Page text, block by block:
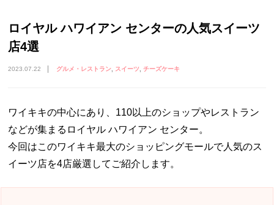
ロイヤル ハワイアン センターの人気スイーツ
店4選
2023.07.22 グルメ・レストラン スイーツ チーズケーキ
ワイキキの中心にあり、110以上のショップやレストラン
などが集まるロイヤル ハワイアン センター。
今回はこのワイキキ最大のショッピングモールで人気のス
イーツ店を4店厳選してご紹介します。